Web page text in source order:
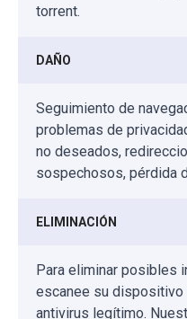
torrent.
DAÑO
Seguimiento de
problemas de
no deseados,
sospechosos, pérdida
ELIMINACIÓN
Para eliminar posibles
escanee su
antivirus legítimo.